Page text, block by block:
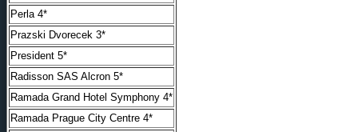
Perla 4*
Prazski Dvorecek 3*
President 5*
Radisson SAS Alcron 5*
Ramada Grand Hotel Symphony 4*
Ramada Prague City Centre 4*